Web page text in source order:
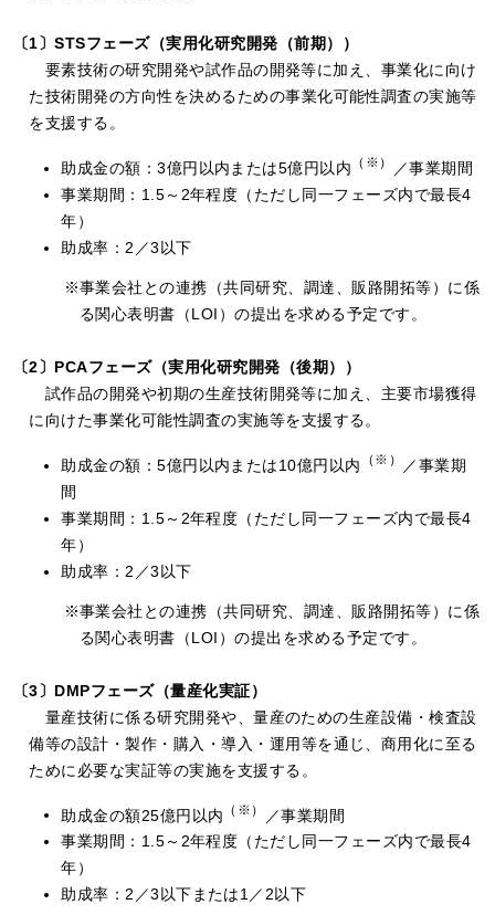
〔1〕STSフェーズ（実用化研究開発（前期））
要素技術の研究開発や試作品の開発等に加え、事業化に向け
た技術開発の方向性を決めるための事業化可能性調査の実施等
を支援する。
助成金の額：3億円以内または5億円以内 （※）
／事業期間
事業期間：1.5～2年程度（ただし同一フェーズ内で最長4
年）
助成率：2／3以下
事業会社との連携（共同研究、調達、販路開拓等）に係
る関心表明書（LOI）の提出を求める予定です。
〔2〕PCAフェーズ（実用化研究開発（後期））
試作品の開発や初期の生産技術開発等に加え、主要市場獲得
に向けた事業化可能性調査の実施等を支援する。
助成金の額：5億円以内または10億円以内 （※）
／事業期
間
事業期間：1.5～2年程度（ただし同一フェーズ内で最長4
年）
助成率：2／3以下
事業会社との連携（共同研究、調達、販路開拓等）に係
る関心表明書（LOI）の提出を求める予定です。
〔3〕DMPフェーズ（量産化実証）
量産技術に係る研究開発や、量産のための生産設備・検査設
備等の設計・製作・購入・導入・運用等を通じ、商用化に至る
ために必要な実証等の実施を支援する。
助成金の額25億円以内 （※）
／事業期間
事業期間：1.5～2年程度（ただし同一フェーズ内で最長4
年）
助成率：2／3以下または1／2以下